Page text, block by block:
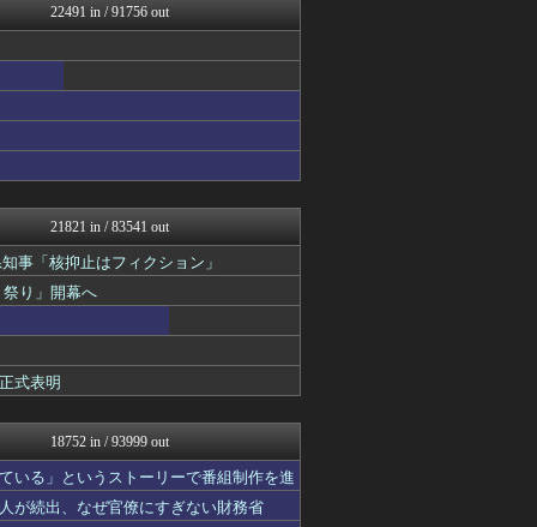
アイドル・女子アナ★吟じま...
もみあげチャ～シュ～
おーるじゃんる
衝撃体験！アンビリバボー｜...
衝撃体験！アンビリバボー｜...
スマブラ屋さん | スマブ...
ベイスターズNEWS
【サッカー まとめ】サカラ...
ポッカキット
鬼女まとめ速報 -修羅場・...
衝撃体験！アンビリバボー｜...
鬼女はみた -修羅場・恋愛...
衝撃体験！アンビリバボー｜...
ワールドサッカーファン 海...
22491 in / 91756 out
21821 in / 83541 out
事「核抑止はフィクション」
り」開幕へ
式表明
18752 in / 93999 out
いる」というストーリーで番組制作を進
が続出、なぜ官僚にすぎない財務省